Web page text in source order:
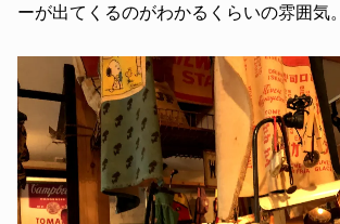
ーが出てくるのがわかるくらいの雰囲気。